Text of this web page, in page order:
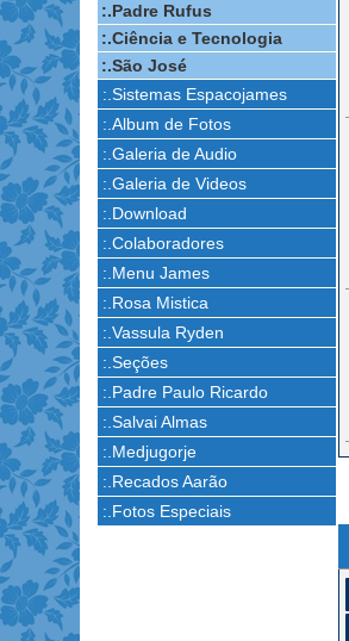
:.Padre Rufus
:.Ciência e Tecnologia
:.São José
:.Sistemas Espacojames
:.Album de Fotos
:.Galeria de Audio
:.Galeria de Videos
:.Download
:.Colaboradores
:.Menu James
:.Rosa Mistica
:.Vassula Ryden
:.Seções
:.Padre Paulo Ricardo
:.Salvai Almas
:.Medjugorje
:.Recados Aarão
:.Fotos Especiais